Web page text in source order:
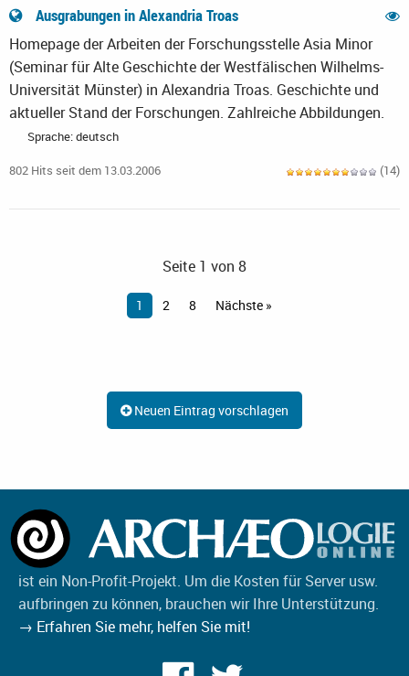
Ausgrabungen in Alexandria Troas
Homepage der Arbeiten der Forschungsstelle Asia Minor
(Seminar für Alte Geschichte der Westfälischen Wilhelms-
Universität Münster) in Alexandria Troas. Geschichte und
aktueller Stand der Forschungen. Zahlreiche Abbildungen.
Sprache: deutsch
802 Hits seit dem 13.03.2006 (14)
Seite 1 von 8
1 2 8 Nächste »
Neuen Eintrag vorschlagen
ist ein Non-Profit-Projekt. Um die Kosten für Server usw.
aufbringen zu können, brauchen wir Ihre Unterstützung.
→ Erfahren Sie mehr, helfen Sie mit!